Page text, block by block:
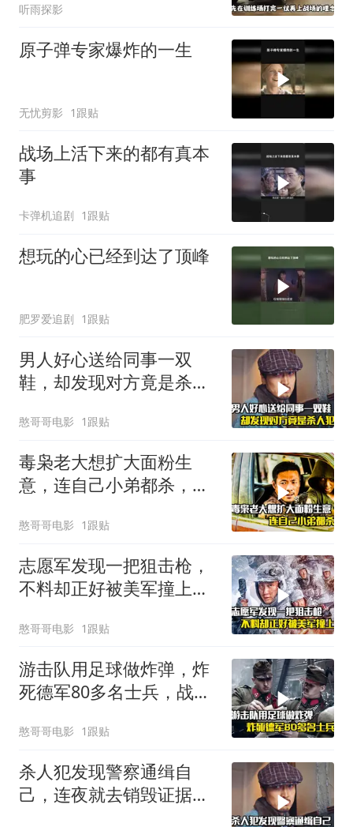
听雨探影
原子弹专家爆炸的一生
无忧剪影 1跟贴
战场上活下来的都有真本
事
卡弹机追剧 1跟贴
想玩的心已经到达了顶峰
肥罗爱追剧 1跟贴
男人好心送给同事一双
鞋，却发现对方竟是杀人
憨哥哥电影 1跟贴
毒枭老大想扩大面粉生
意，连自己小弟都杀，犯
憨哥哥电影 1跟贴
志愿军发现一把狙击枪，
不料却正好被美军撞上，
憨哥哥电影 1跟贴
游击队用足球做炸弹，炸
死德军80多名士兵，战争
憨哥哥电影 1跟贴
杀人犯发现警察通缉自
己，连夜就去销毁证据，